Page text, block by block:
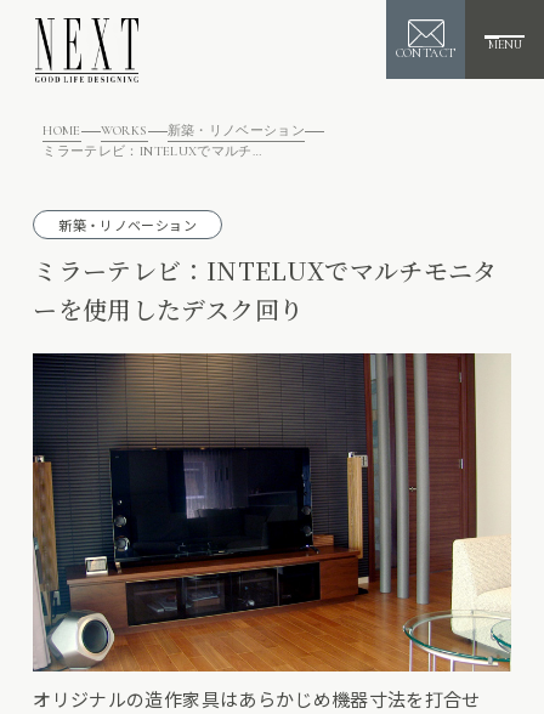
CONTACT
MENU
HOME WORKS
新築・リノベーション
ミラーテレビ：INTELUXでマルチモニターを使用したデスク回り
新築・リノベーション
ミラーテレビ：INTELUXでマルチモニタ
ーを使用したデスク回り
オリジナルの造作家具はあらかじめ機器寸法を打合せ